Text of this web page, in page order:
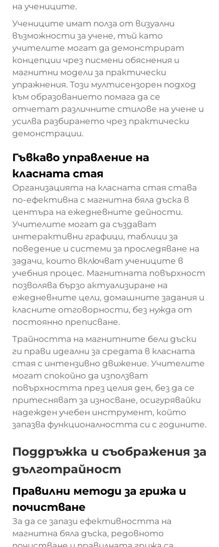
на учениците.
Учениците имат полза от визуални
възможности за учене, тъй като
учителите могат да демонстрират
концепции чрез писмени обяснения и
магнитни модели за практически
упражнения. Този мултисензорен подход
към образованието помага да се
отчетат различните стилове на учене и
усилва разбирането чрез практически
демонстрации.
Гъвкаво управление на
класната стая
Организацията на класната стая става
по-ефективна с магнитна бяла дъска в
центъра на ежедневните дейности.
Учителите могат да създават
интерактивни графици, таблици за
поведение и системи за проследяване на
задачи, които включват учениците в
учебния процес. Магнитната повърхност
позволява бързо актуализиране на
ежедневните цели, домашните задания и
класните отговорности, без нужда от
постоянно преписване.
Трайността на магнитните бели дъски
ги прави идеални за средата в класната
стая с интензивно движение. Учителите
могат спокойно да използват
повърхността през целия ден, без да се
притесняват за износване, осигурявайки
надежден учебен инструмент, който
запазва функционалността си с годините.
Поддръжка и съображения за
дълготрайност
Правилни методи за грижа и
почистване
За да се запази ефективността на
магнитна бяла дъска, редовното